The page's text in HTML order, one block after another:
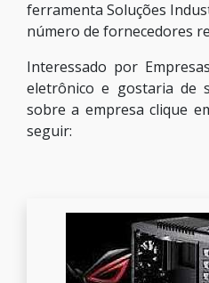
ferramenta Soluções
número de fornecedores
Interessado por
eletrônico e gostaria de
sobre a empresa clique
seguir: